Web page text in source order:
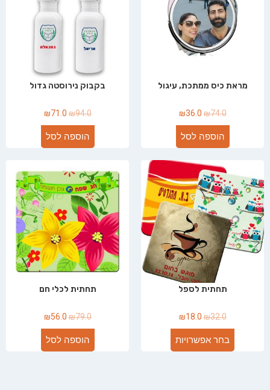
מראת כיס ממתכת, עיגול
₪74.0
₪36.0
הוספה לסל
בקבוק נירוסטה גדול
₪94.0
₪71.0
הוספה לסל
תחתית לספל
₪32.0
₪18.0
בחר אפשרויות
תחתית לכלי חם
₪79.0
₪56.0
הוספה לסל